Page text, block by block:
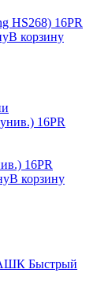
HS268) 16PR
В корзину
16PR
В корзину
Быстрый